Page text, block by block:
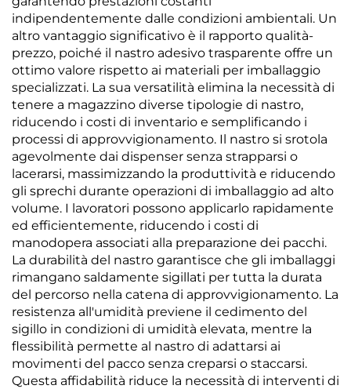
indipendentemente dalle condizioni ambientali. Un
altro vantaggio significativo è il rapporto qualità-
prezzo, poiché il nastro adesivo trasparente offre un
ottimo valore rispetto ai materiali per imballaggio
specializzati. La sua versatilità elimina la necessità di
tenere a magazzino diverse tipologie di nastro,
riducendo i costi di inventario e semplificando i
processi di approvvigionamento. Il nastro si srotola
agevolmente dai dispenser senza strapparsi o
lacerarsi, massimizzando la produttività e riducendo
gli sprechi durante operazioni di imballaggio ad alto
volume. I lavoratori possono applicarlo rapidamente
ed efficientemente, riducendo i costi di
manodopera associati alla preparazione dei pacchi.
La durabilità del nastro garantisce che gli imballaggi
rimangano saldamente sigillati per tutta la durata
del percorso nella catena di approvvigionamento. La
resistenza all'umidità previene il cedimento del
sigillo in condizioni di umidità elevata, mentre la
flessibilità permette al nastro di adattarsi ai
movimenti del pacco senza creparsi o staccarsi.
Questa affidabilità riduce la necessità di interventi di